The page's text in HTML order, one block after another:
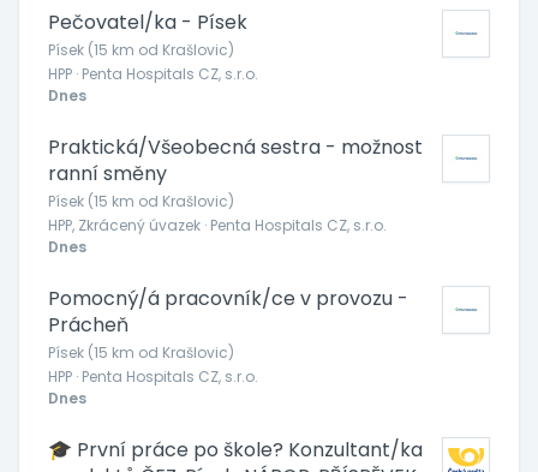
Pečovatel/ka - Písek
Písek (15 km od Krašlovic)
HPP · Penta Hospitals CZ, s.r.o.
Dnes
Praktická/Všeobecná sestra - možnost
ranní směny
Písek (15 km od Krašlovic)
HPP, Zkrácený úvazek · Penta Hospitals CZ, s.r.o.
Dnes
Pomocný/á pracovník/ce v provozu -
Prácheň
Písek (15 km od Krašlovic)
HPP · Penta Hospitals CZ, s.r.o.
Dnes
🎓 První práce po škole? Konzultant/ka